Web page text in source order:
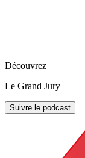
Découvrez
Le Grand Jury
Suivre le podcast